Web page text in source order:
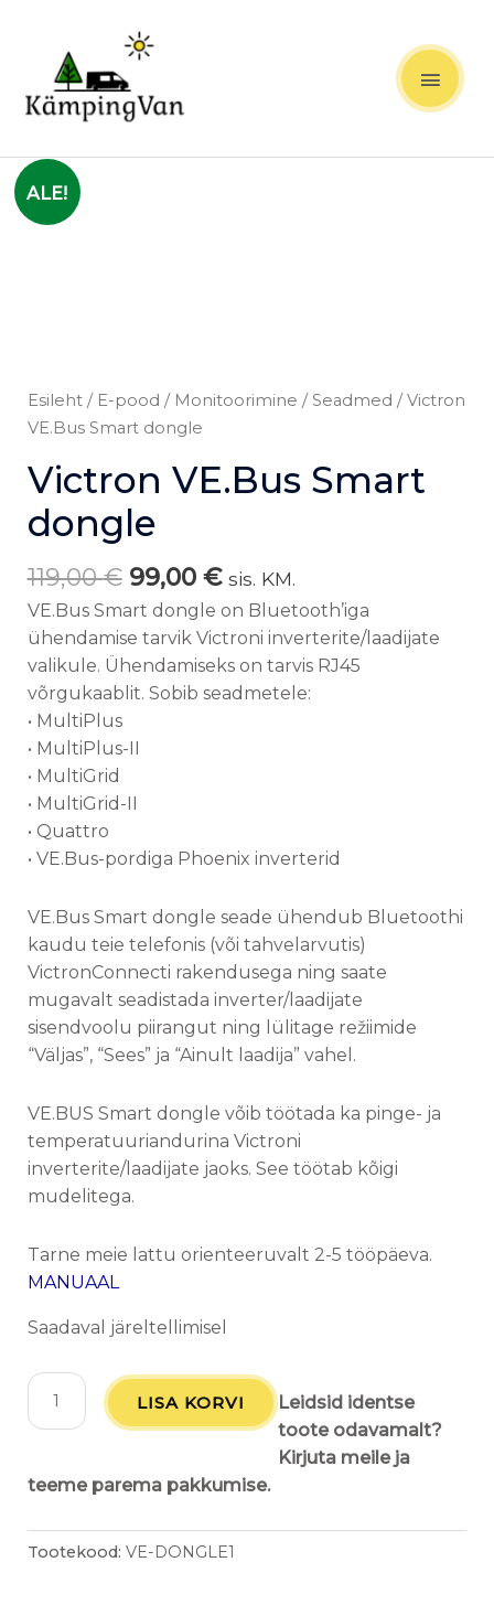
content
MAIN
ALE!
Esileht/ E-pood / Monitoorimine /Seadmed / Victron
VE.Bus Smart dongle
Victron VE.Bus Smart
dongle
119,00€ 99,00 € sis. KM.
VE.Bus Smart dongle on Bluetooth’iga
ühendamise tarvik Victroni inverterite/laadijate
valikule. Ühendamiseks on tarvis RJ45
võrgukaablit. Sobib seadmetele:
• MultiPlus
• MultiPlus-II
• MultiGrid
• MultiGrid-II
• Quattro
• VE.Bus-pordiga Phoenix inverterid
VE.Bus Smart dongle seade ühendub Bluetoothi
​​kaudu teie telefonis (või tahvelarvutis)
VictronConnecti rakendusega ning saate
mugavalt seadistada inverter/laadijate
sisendvoolu piirangut ning lülitage režiimide
“Väljas”, “Sees” ja “Ainult laadija” vahel.
VE.BUS Smart dongle võib töötada ka pinge- ja
temperatuuriandurina Victroni
inverterite/laadijate jaoks. See töötab kõigi
mudelitega.
Tarne meie lattu orienteeruvalt 2-5 tööpäeva.
MANUAAL
Saadaval järeltellimisel
Victron
VE.Bus
LISA KORVI
Leidsid identse
toote odavamalt?
Kirjuta meile ja
teeme parema pakkumise.
Tootekood: VE-DONGLE1